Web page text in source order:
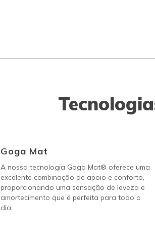
Goga Mat
A nossa tecnologia Goga Mat® oferece uma
excelente combinação de apoio e conforto,
proporcionando uma sensação de leveza e
amortecimento que é perfeita para todo o
dia.